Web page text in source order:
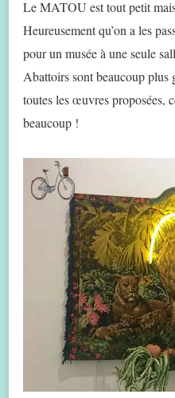
Le MATOU est tout petit
Heureusement qu’on a les
pour un musée à une seule
Abattoirs sont beaucoup plus
toutes les œuvres proposées,
beaucoup !